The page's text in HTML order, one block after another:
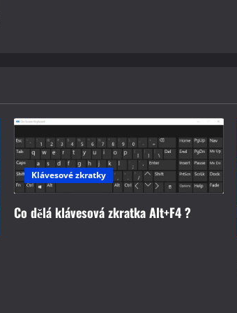
Klávesové zkratky
Co dělá klávesová zkratka Alt+F4 ?